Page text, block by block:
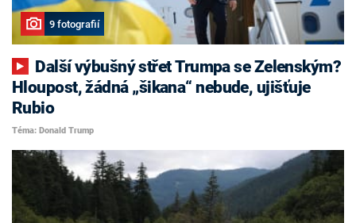
9 fotografií
Hloupost, žádná „šikana“ nebude, ujišťuje
Rubio
Téma: Donald Trump